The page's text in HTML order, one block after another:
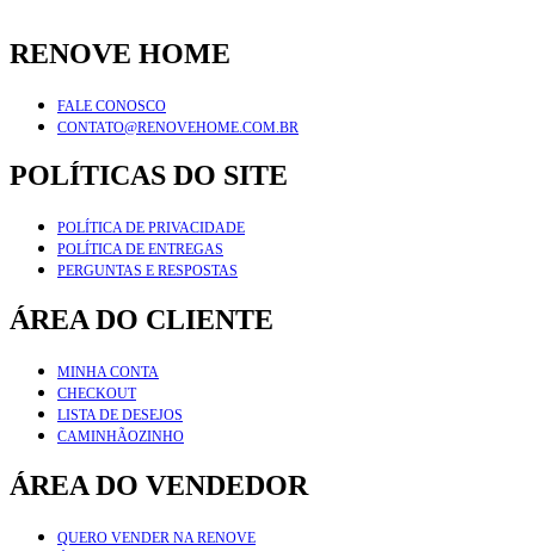
RENOVE HOME
FALE CONOSCO
CONTATO@RENOVEHOME.COM.BR
POLÍTICAS DO SITE
POLÍTICA DE PRIVACIDADE
POLÍTICA DE ENTREGAS
PERGUNTAS E RESPOSTAS
ÁREA DO CLIENTE
MINHA CONTA
CHECKOUT
LISTA DE DESEJOS
CAMINHÃOZINHO
ÁREA DO VENDEDOR
QUERO VENDER NA RENOVE